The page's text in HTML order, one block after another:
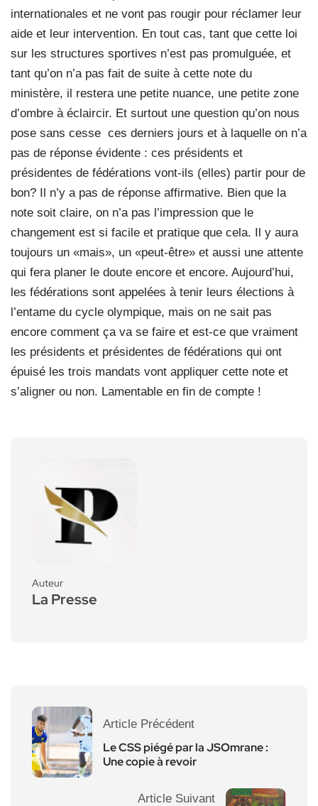
internationales et ne vont pas rougir pour réclamer leur
aide et leur intervention. En tout cas, tant que cette loi
sur les structures sportives n’est pas promulguée, et
tant qu’on n’a pas fait de suite à cette note du
ministère, il restera une petite nuance, une petite zone
d’ombre à éclaircir. Et surtout une question qu’on nous
pose sans cesse ces derniers jours et à laquelle on n’a
pas de réponse évidente : ces présidents et
présidentes de fédérations vont-ils (elles) partir pour de
bon? Il n’y a pas de réponse affirmative. Bien que la
note soit claire, on n’a pas l’impression que le
changement est si facile et pratique que cela. Il y aura
toujours un «mais», un «peut-être» et aussi une attente
qui fera planer le doute encore et encore. Aujourd’hui,
les fédérations sont appelées à tenir leurs élections à
l’entame du cycle olympique, mais on ne sait pas
encore comment ça va se faire et est-ce que vraiment
les présidents et présidentes de fédérations qui ont
épuisé les trois mandats vont appliquer cette note et
s’aligner ou non. Lamentable en fin de compte !
Auteur
La Presse
Article Précédent
Le CSS piégé par la JSOmrane :
Une copie à revoir
Article Suivant